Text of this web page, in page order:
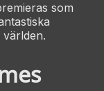
som